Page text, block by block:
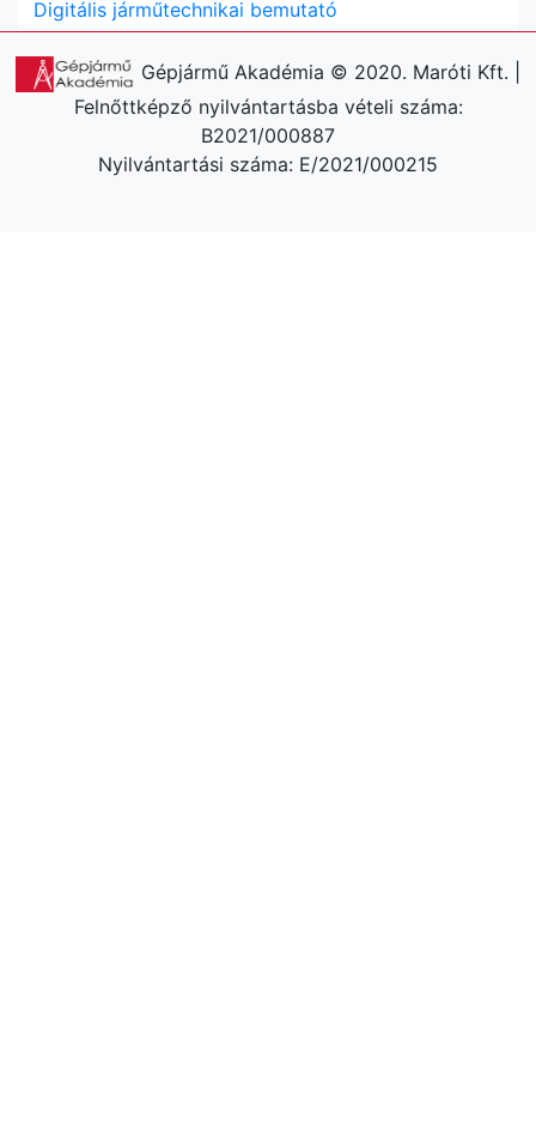
Digitális járműtechnikai bemutató
Gépjármű Akadémia © 2020. Maróti Kft. |
Felnőttképző nyilvántartásba vételi száma:
B2021/000887
Nyilvántartási száma: E/2021/000215